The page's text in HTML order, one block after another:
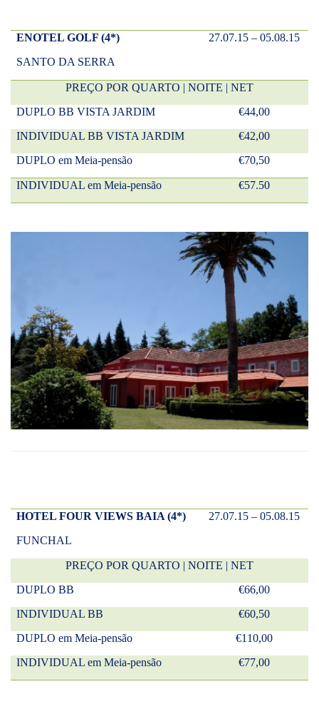
ENOTEL GOLF (4*)
SANTO DA SERRA
27.07.15 – 05.08.15
PREÇO POR QUARTO | NOITE | NET
DUPLO BB VISTA JARDIM
€44,00
INDIVIDUAL BB VISTA JARDIM
€42,00
DUPLO em Meia-pensão
€70,50
INDIVIDUAL em Meia-pensão €57.50
HOTEL FOUR VIEWS BAIA (4*)
FUNCHAL
27.07.15 – 05.08.15
PREÇO POR QUARTO | NOITE | NET
DUPLO BB
€66,00
INDIVIDUAL BB
€60,50
DUPLO em Meia-pensão
€110,00
INDIVIDUAL em Meia-pensão
€77,00